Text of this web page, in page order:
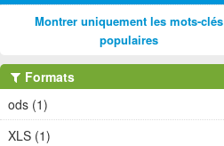
Montrer uniquement les mots-clés
populaires
Formats
ods (1)
XLS (1)